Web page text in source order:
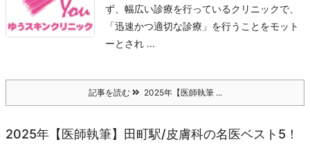
ず、幅広い診療を行っているクリニックで、
「迅速かつ適切な診療」を行うことをモット
ーとされ ...
記事を読む 2025年【医師執筆 ...
2025年【医師執筆】田町駅/皮膚科の名医ベスト5！